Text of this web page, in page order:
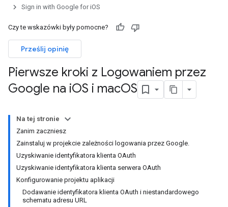
Sign in with Google for iOS
Czy te wskazówki były pomocne?
Prześlij opinię
Pierwsze kroki z Logowaniem przez
Google na iOS i macOS
Na tej stronie
Zanim zaczniesz
Zainstaluj w projekcie zależności logowania przez Google.
Uzyskiwanie identyfikatora klienta OAuth
Uzyskiwanie identyfikatora klienta serwera OAuth
Konfigurowanie projektu aplikacji
Dodawanie identyfikatora klienta OAuth i niestandardowego
schematu adresu URL